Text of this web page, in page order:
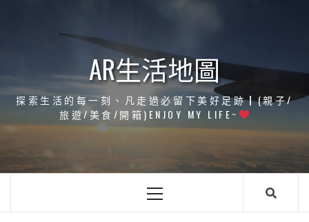
AR生活地圖
探索生活的每一刻、凡走過必留下美好足跡┃(親子/
旅遊/美食/開箱)ENJOY MY LIFE~
Primary